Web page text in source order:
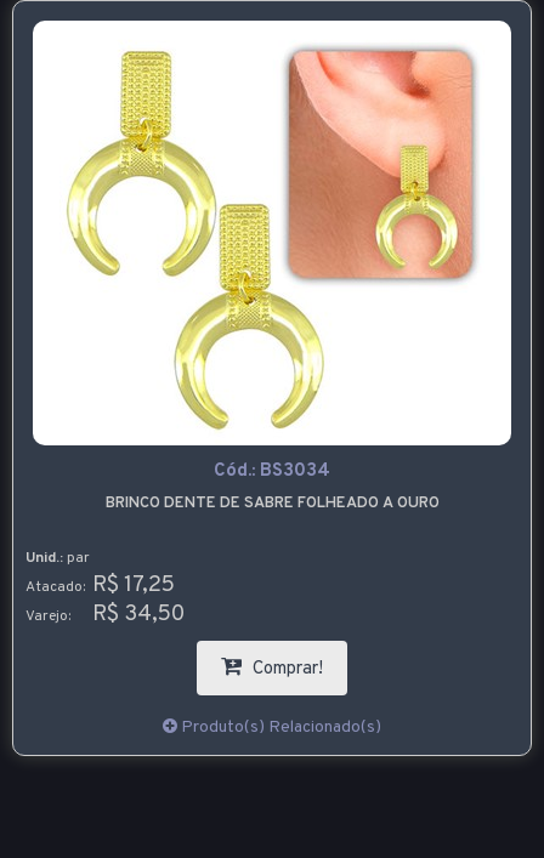
Cód.: BS3034
BRINCO DENTE DE SABRE FOLHEADO A OURO
Unid.: par
Atacado: R$ 17,25
Varejo: R$ 34,50
Comprar!
Produto(s) Relacionado(s)